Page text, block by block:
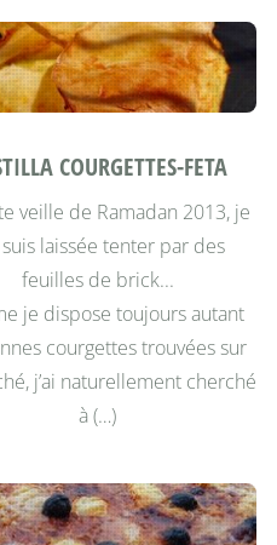
COURGETTES-FETA
veille de Ramadan 2013, je
laissée tenter par des
feuilles de brick...
je dispose toujours autant
courgettes trouvées sur
j’ai naturellement cherché
à (…)